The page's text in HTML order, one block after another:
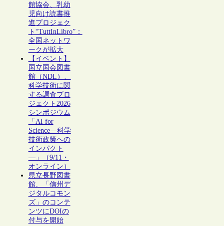
館協会、乳幼
児向け読書推
進プロジェク
ト“TuttInLibro”：
全国ネットワ
ークが拡大
【イベント】
国立国会図書
館（NDL）、
科学技術に関
する調査プロ
ジェクト2026
シンポジウム
「AI for
Science―科学
技術政策への
インパクト
―」（9/11・
オンライン）
県立長野図書
館、「信州デ
ジタルコモン
ズ」のコンテ
ンツにDOIの
付与を開始